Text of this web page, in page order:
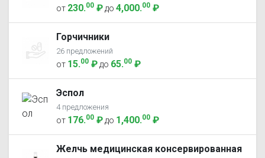
от 230.00 ₽ до 4,000.00 ₽
Горчичники
26 предложений
от 15.00 ₽ до 65.00 ₽
Эспол
4 предложения
от 176.00 ₽ до 1,400.00 ₽
Желчь медицинская консервированная